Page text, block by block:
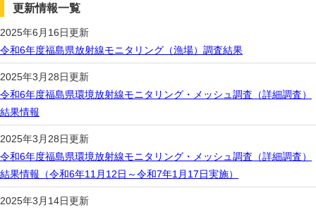
更新情報一覧
2025年6月16日更新
令和6年度福島県放射線モニタリング（漁場）調査結果
2025年3月28日更新
令和6年度福島県環境放射線モニタリング・メッシュ調査（詳細調査）
結果情報
2025年3月28日更新
令和6年度福島県環境放射線モニタリング・メッシュ調査（詳細調査）
結果情報（令和6年11月12日～令和7年1月17日実施）
2025年3月14日更新